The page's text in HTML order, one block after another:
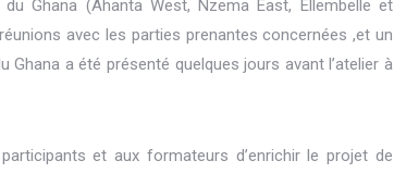
Ghana (Ahanta West, Nzema East, Ellembelle et
avec les parties prenantes concernées ,et un
a été présenté quelques jours avant l’atelier à
et aux formateurs d’enrichir le projet de